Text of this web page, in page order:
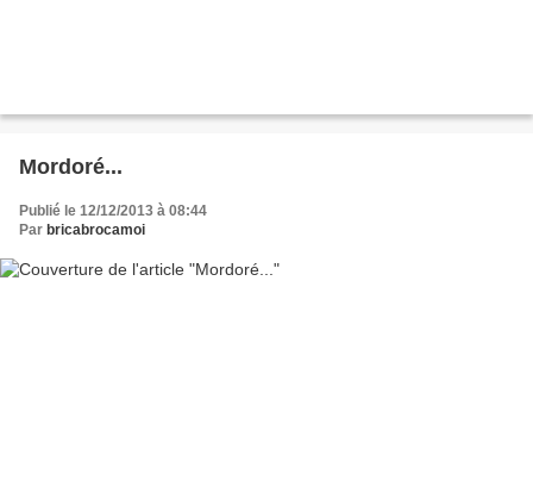
Mordoré...
Publié le 12/12/2013 à 08:44
Par bricabrocamoi